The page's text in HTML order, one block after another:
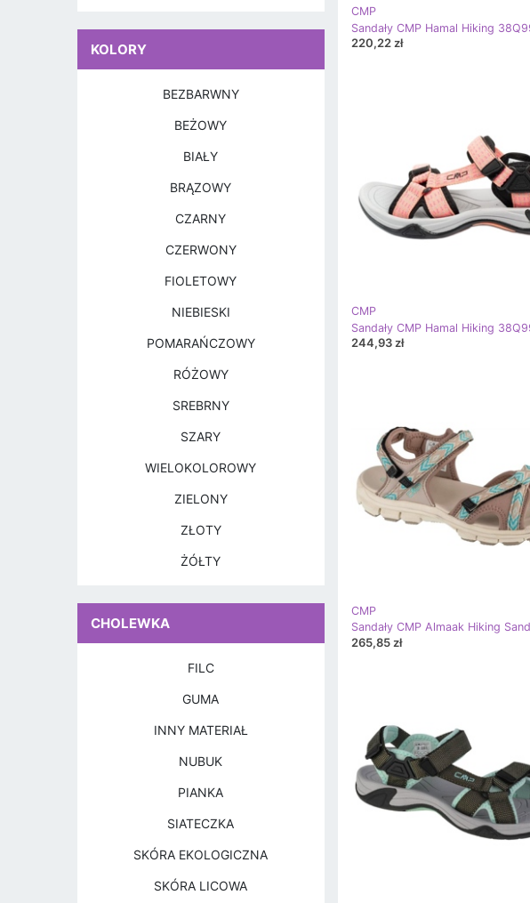
CMP
220,22 zł
CMP
244,93 zł
CMP
265,85 zł
KOLORY
BEZBARWNY
BEŻOWY
BIAŁY
BRĄZOWY
CZARNY
CZERWONY
FIOLETOWY
NIEBIESKI
POMARAŃCZOWY
RÓŻOWY
SREBRNY
SZARY
WIELOKOLOROWY
ZIELONY
ZŁOTY
ŻÓŁTY
CHOLEWKA
FILC
GUMA
INNY MATERIAŁ
NUBUK
PIANKA
SIATECZKA
SKÓRA EKOLOGICZNA
SKÓRA LICOWA